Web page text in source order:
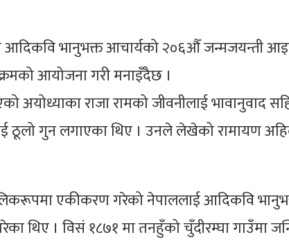
आदिकवि भानुभक्त आचार्यको २०६औँ जन्मजयन्ती
आयोजना गरी मनाइँदैछ ।
अयोध्याका राजा रामको जीवनीलाई भावानुवाद
ठूलो गुन लगाएका थिए । उनले लेखेको रामायण
एकीकरण गरेको नेपाललाई आदिकवि
थिए । विसं १८७१ मा तनहुँको चुँदीरम्घा गाउँमा